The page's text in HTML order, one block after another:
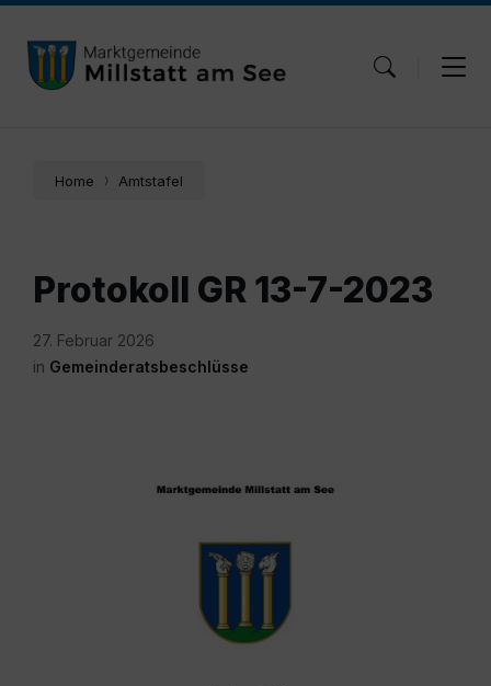
Skip
content
Skip
main
navigation
Skip
footer
Home Amtstafel
Protokoll GR 13-7-2023
27. Februar 2026
in Gemeinderatsbeschlüsse